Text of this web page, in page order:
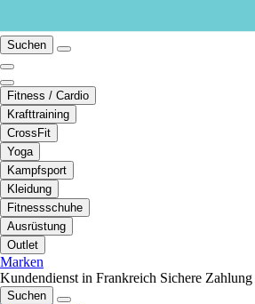
Suchen
Fitness / Cardio
Krafttraining
CrossFit
Yoga
Kampfsport
Kleidung
Fitnessschuhe
Ausrüstung
Outlet
Marken
Kundendienst in Frankreich Sichere Zahlung
Suchen